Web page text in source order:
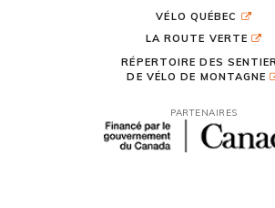
VÉLO QUÉBEC
LA ROUTE VERTE
RÉPERTOIRE DES
DE VÉLO DE MONTAGNE
PARTENAIRES